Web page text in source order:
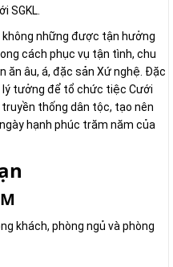
SGKL.
không những được tận hưởng
cách phục vụ tận tình, chu
âu, á, đặc sản Xứ nghệ. Đặc
lý tưởng để tổ chức tiệc Cưới
thống dân tộc, tạo nên
hạnh phúc trăm năm của
khách, phòng ngủ và phòng